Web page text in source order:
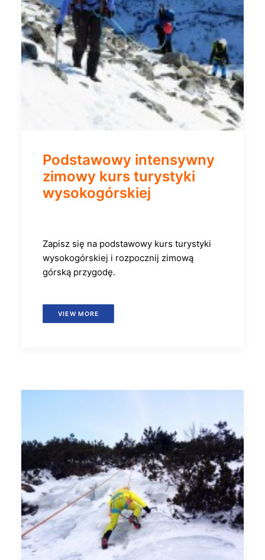
Podstawowy intensywny
zimowy kurs turystyki
wysokogórskiej
Zapisz się na podstawowy kurs turystyki
wysokogórskiej i rozpocznij zimową
górską przygodę.
VIEW MORE